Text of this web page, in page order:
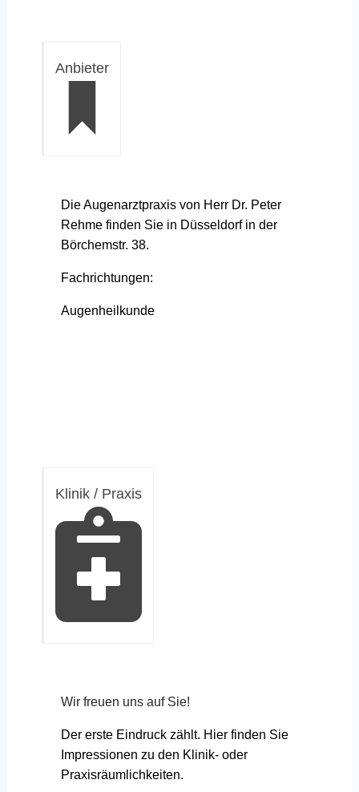
Anbieter
Die Augenarztpraxis von Herr Dr. Peter
Rehme finden Sie in Düsseldorf in der
Börchemstr. 38.
Fachrichtungen:
Augenheilkunde
Klinik / Praxis
Wir freuen uns auf Sie!
Der erste Eindruck zählt. Hier finden Sie
Impressionen zu den Klinik- oder
Praxisräumlichkeiten.